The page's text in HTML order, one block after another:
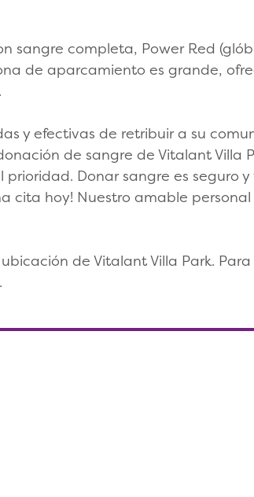
sangre completa, Power Red
de aparcamiento es grande,
y efectivas de retribuir a su
de sangre de Vitalant Villa
Donar sangre es seguro y
cita hoy! Nuestro amable
de Vitalant Villa Park.